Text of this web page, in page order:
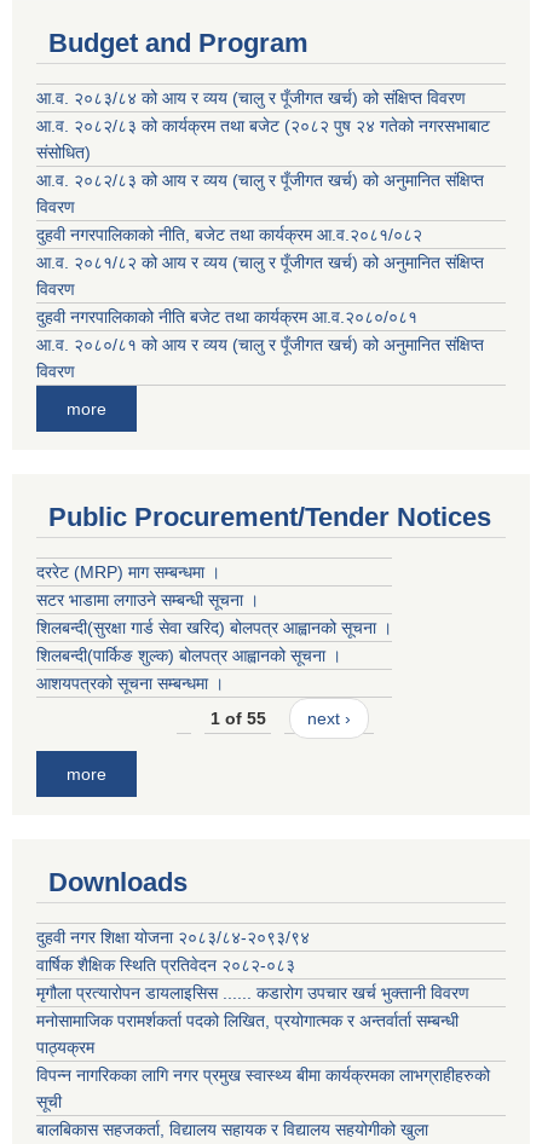
Budget and Program
आ.व. २०८३/८४ को आय र व्यय (चालु र पूँजीगत खर्च) को संक्षिप्त विवरण
आ.व. २०८२/८३ को कार्यक्रम तथा बजेट (२०८२ पुष २४ गतेको नगरसभाबाट
संसोधित)
आ.व. २०८२/८३ को आय र व्यय (चालु र पूँजीगत खर्च) को अनुमानित संक्षिप्त
विवरण
दुहवी नगरपालिकाको नीति, बजेट तथा कार्यक्रम आ.व.२०८१/०८२
आ.व. २०८१/८२ को आय र व्यय (चालु र पूँजीगत खर्च) को अनुमानित संक्षिप्त
विवरण
दुहवी नगरपालिकाको नीति बजेट तथा कार्यक्रम आ.व.२०८०/०८१
आ.व. २०८०/८१ को आय र व्यय (चालु र पूँजीगत खर्च) को अनुमानित संक्षिप्त
विवरण
more
Public Procurement/Tender Notices
दररेट (MRP) माग सम्बन्धमा ।
सटर भाडामा लगाउने सम्बन्धी सूचना ।
शिलबन्दी(सुरक्षा गार्ड सेवा खरिद) बोलपत्र आह्वानको सूचना ।
शिलबन्दी(पार्किङ शुल्क) बोलपत्र आह्वानको सूचना ।
आशयपत्रको सूचना सम्बन्धमा ।
1 of 55
next ›
more
Downloads
दुहवी नगर शिक्षा योजना २०८३/८४-२०९३/९४
वार्षिक शैक्षिक स्थिति प्रतिवेदन २०८२-०८३
मृगौला प्रत्यारोपन डायलाइसिस ...... कडारोग उपचार खर्च भुक्तानी विवरण
मनोसामाजिक परामर्शकर्ता पदको लिखित, प्रयोगात्मक र अन्तर्वार्ता सम्बन्धी
पाठ्यक्रम
विपन्न नागरिकका लागि नगर प्रमुख स्वास्थ्य बीमा कार्यक्रमका लाभग्राहीहरुको
सूची
बालबिकास सहजकर्ता, विद्यालय सहायक र विद्यालय सहयोगीको खुला